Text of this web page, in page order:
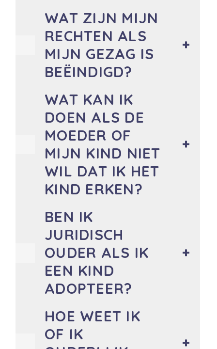
WAT ZIJN MIJN
RECHTEN ALS
MIJN GEZAG IS
BEËINDIGD?
WAT KAN IK
DOEN ALS DE
MOEDER OF
MIJN KIND NIET
WIL DAT IK HET
KIND ERKEN?
BEN IK
JURIDISCH
OUDER ALS IK
EEN KIND
ADOPTEER?
HOE WEET IK
OF IK